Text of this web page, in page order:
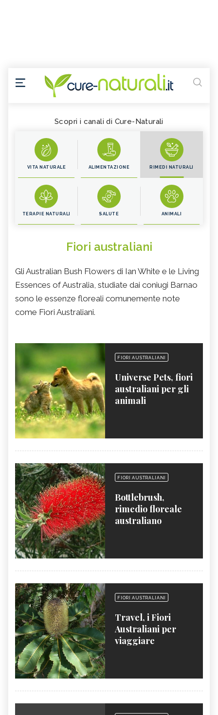
Scopri i canali di Cure-Naturali
VITA NATURALE ALIMENTAZIONE RIMEDI NATURALI
TERAPIE NATURALI SALUTE ANIMALI
Fiori australiani
Gli Australian Bush Flowers di Ian White e le Living
Essences of Australia, studiate dai coniugi Barnao
sono le essenze floreali comunemente note
come Fiori Australiani.
FIORI AUSTRALIANI
Universe Pets, fiori
australiani per gli
animali
FIORI AUSTRALIANI
Bottlebrush,
rimedio floreale
australiano
FIORI AUSTRALIANI
Travel, i Fiori
Australiani per
viaggiare